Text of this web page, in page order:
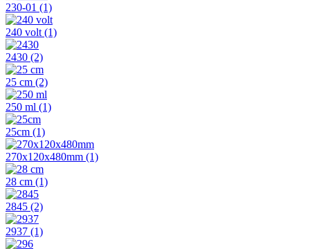
230-01 (1)
240 volt (1)
2430 (2)
25 cm (2)
250 ml (1)
25cm (1)
270x120x480mm (1)
28 cm (1)
2845 (2)
2937 (1)